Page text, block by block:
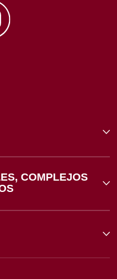
COMPLEJOS